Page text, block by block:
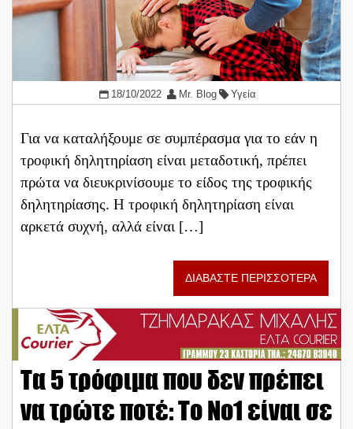
18/10/2022 Mr. Blog Υγεία
Για να καταλήξουμε σε συμπέρασμα για το εάν η
τροφική δηλητηρίαση είναι μεταδοτική, πρέπει
πρώτα να διευκρινίσουμε το είδος της τροφικής
δηλητηρίασης. Η τροφική δηλητηρίαση είναι
αρκετά συχνή, αλλά είναι […]
ΔΙΑΒΑΣΤΕ ΠΕΡΙΣΣΟΤΕΡΑ
Τα 5 τρόφιμα που δεν πρέπει
να τρώτε ποτέ: Το Νο1 είναι σε